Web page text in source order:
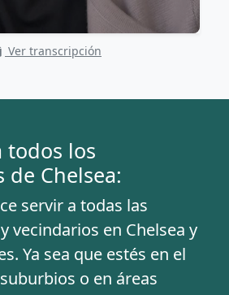
Ver transcripción
todos los
Chelsea:
servir a todas las
vecindarios en Chelsea y
Ya sea que estés en el
o en áreas